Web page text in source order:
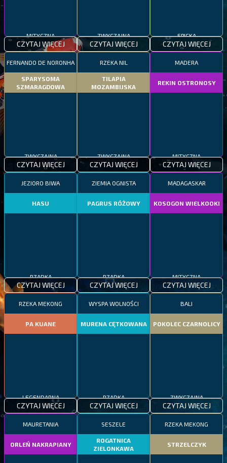
MITYCZNA
CZYTAJ WIĘCEJ
ZWYCZAJNA
CZYTAJ WIĘCEJ
EPICKA
CZYTAJ WIĘCEJ
FERNANDO DE NORONHA
SPARYSOMA
SZMARAGDOWA
ZWYCZAJNA
CZYTAJ WIĘCEJ
RZEKA NIL
TILAPIA
MOZAMBIJSKA
ZWYCZAJNA
CZYTAJ WIĘCEJ
MADERA
REKIN OSTRONOSY
MITYCZNA
CZYTAJ WIĘCEJ
JEZIORO BIWA
HASU
RZADKA
CZYTAJ WIĘCEJ
ZIEMIA OGNISTA
PAGRUS RÓŻOWY
RZADKA
CZYTAJ WIĘCEJ
MADAGASKAR
KOSOGON WIELKOOKI
MITYCZNA
CZYTAJ WIĘCEJ
RZEKA MEKONG
PA KUANE
LEGENDARNA
CZYTAJ WIĘCEJ
WYSPA WOLNOŚCI
MURENA CĘTKOWANA
RZADKA
CZYTAJ WIĘCEJ
BALI
POKOLEC CZARNOLICY
ZWYCZAJNA
CZYTAJ WIĘCEJ
MAURETANIA
ORLEŃ NAKRAPIANY
SESZELE
ROGATNICA
ZIELONKAWA
RZEKA MEKONG
STRZELCZYK